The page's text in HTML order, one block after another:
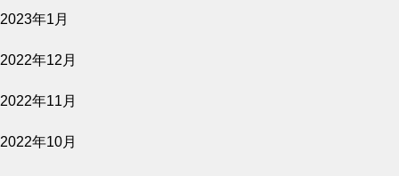
2023年1月
2022年12月
2022年11月
2022年10月